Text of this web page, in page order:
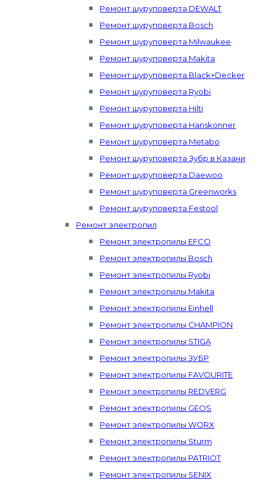
Ремонт шуруповерта DEWALT
Ремонт шуруповерта Bosch
Ремонт шуруповерта Milwaukee
Ремонт шуруповерта Makita
Ремонт шуруповерта Black+Decker
Ремонт шуруповерта Ryobi
Ремонт шуруповерта Hilti
Ремонт шуруповерта Hanskonner
Ремонт шуруповерта Metabo
Ремонт шуруповерта Зубр в Казани
Ремонт шуруповерта Daewoo
Ремонт шуруповерта Greenworks
Ремонт шуруповерта Festool
Ремонт электропил
Ремонт электропилы EFCO
Ремонт электропилы Bosch
Ремонт электропилы Ryobi
Ремонт электропилы Makita
Ремонт электропилы Einhell
Ремонт электропилы CHAMPION
Ремонт электропилы STIGA
Ремонт электропилы ЗУБР
Ремонт электропилы FAVOURITE
Ремонт электропилы REDVERG
Ремонт электропилы GEOS
Ремонт электропилы WORX
Ремонт электропилы Sturm
Ремонт электропилы PATRIOT
Ремонт электропилы SENIX